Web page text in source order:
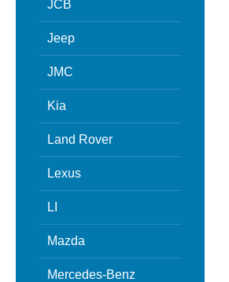
JCB
Jeep
JMC
Kia
Land Rover
Lexus
LI
Mazda
Mercedes-Benz